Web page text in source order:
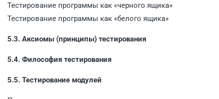
Тестирование программы как «черного ящика»
Тестирование программы как «белого ящика»
5.3. Аксиомы (принципы) тестирования
5.4. Философия тестирования
5.5. Тестирование модулей